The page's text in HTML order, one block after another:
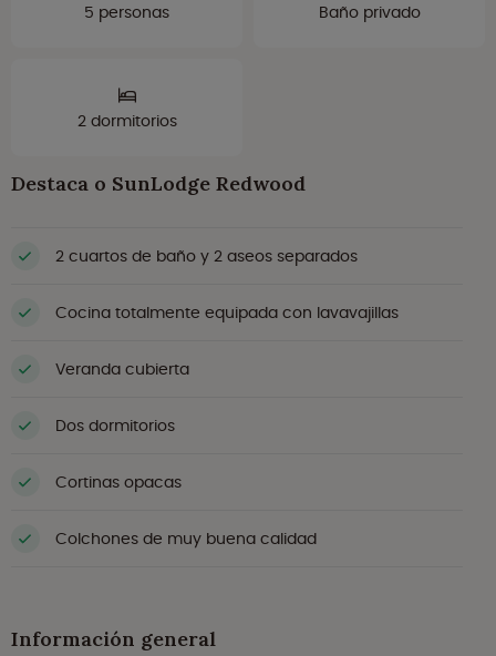
5 personas Baño privado
2 dormitorios
Destaca o SunLodge Redwood
2 cuartos de baño y 2 aseos separados
Cocina totalmente equipada con lavavajillas
Veranda cubierta
Dos dormitorios
Cortinas opacas
Colchones de muy buena calidad
Información general